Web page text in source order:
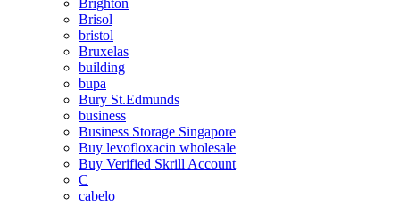
Brisol
bristol
Bruxelas
building
bupa
Bury St.Edmunds
business
Business Storage Singapore
Buy levofloxacin wholesale
Buy Verified Skrill Account
C
cabelo